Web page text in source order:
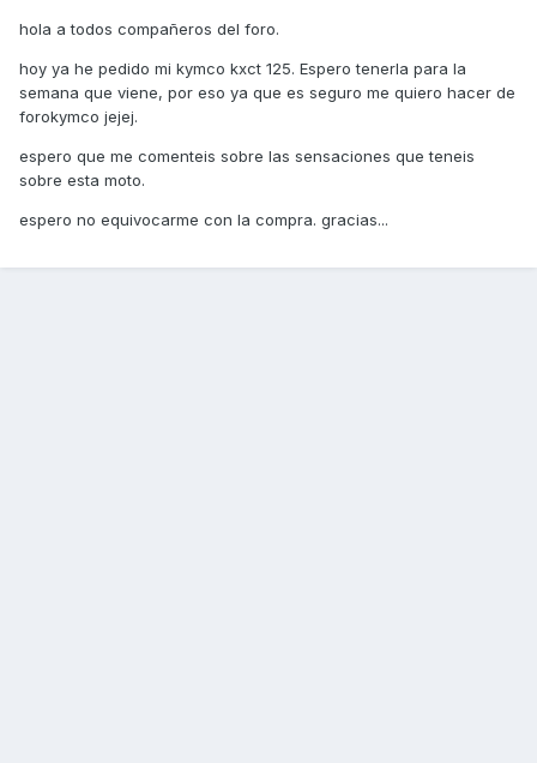
hola a todos compañeros del foro.
hoy ya he pedido mi kymco kxct 125. Espero tenerla para la
semana que viene, por eso ya que es seguro me quiero hacer de
forokymco jejej.
espero que me comenteis sobre las sensaciones que teneis
sobre esta moto.
espero no equivocarme con la compra. gracias...